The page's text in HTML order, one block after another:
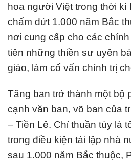
hoa người Việt trong thời kì
chấm dứt 1.000 năm Bắc
nơi cung cấp cho các
tiên những thiền sư uyên
giáo, làm cố vấn chính trị
Tăng ban trở thành một bộ
cạnh văn ban, võ ban của
– Tiền Lê. Chỉ thuần túy là
trong điều kiện tái lập nhà
sau 1.000 năm Bắc thuộc,